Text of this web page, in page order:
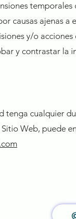
causas ajenas a
y/o
y contrastar la
tenga cualquier
Web, puede